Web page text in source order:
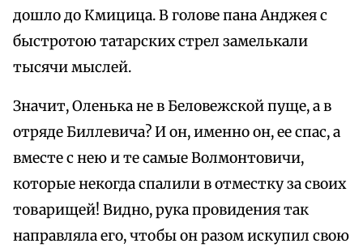
дошло до Кмицица. В голове пана Анджея с
быстротою татарских стрел замелькали
тысячи мыслей.
Значит, Оленька не в Беловежской пуще, а в
отряде Биллевича? И он, именно он, ее спас, а
вместе с нею и те самые Волмонтовичи,
которые некогда спалили в отместку за своих
товарищей! Видно, рука провидения так
направляла его, чтобы он разом искупил свою